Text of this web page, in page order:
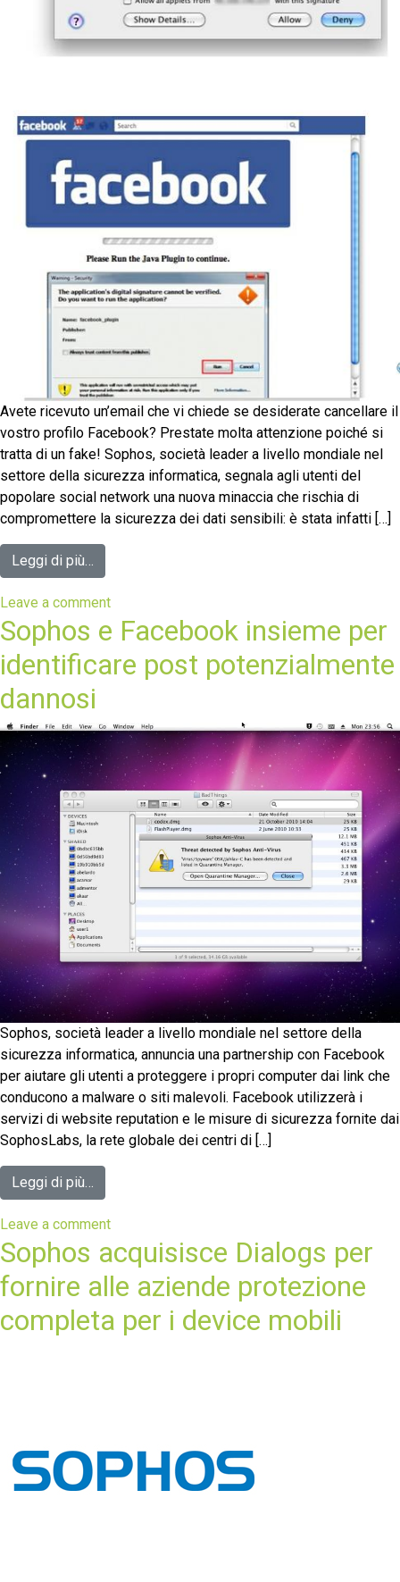
Avete ricevuto un’email che vi chiede se desiderate cancellare il
vostro profilo Facebook? Prestate molta attenzione poiché si
tratta di un fake! Sophos, società leader a livello mondiale nel
settore della sicurezza informatica, segnala agli utenti del
popolare social network una nuova minaccia che rischia di
compromettere la sicurezza dei dati sensibili: è stata infatti […]
Leggi di più…
Leave a comment
Sophos e Facebook insieme per
identificare post potenzialmente
dannosi
Sophos, società leader a livello mondiale nel settore della
sicurezza informatica, annuncia una partnership con Facebook
per aiutare gli utenti a proteggere i propri computer dai link che
conducono a malware o siti malevoli. Facebook utilizzerà i
servizi di website reputation e le misure di sicurezza fornite dai
SophosLabs, la rete globale dei centri di […]
Leggi di più…
Leave a comment
Sophos acquisisce Dialogs per
fornire alle aziende protezione
completa per i device mobili